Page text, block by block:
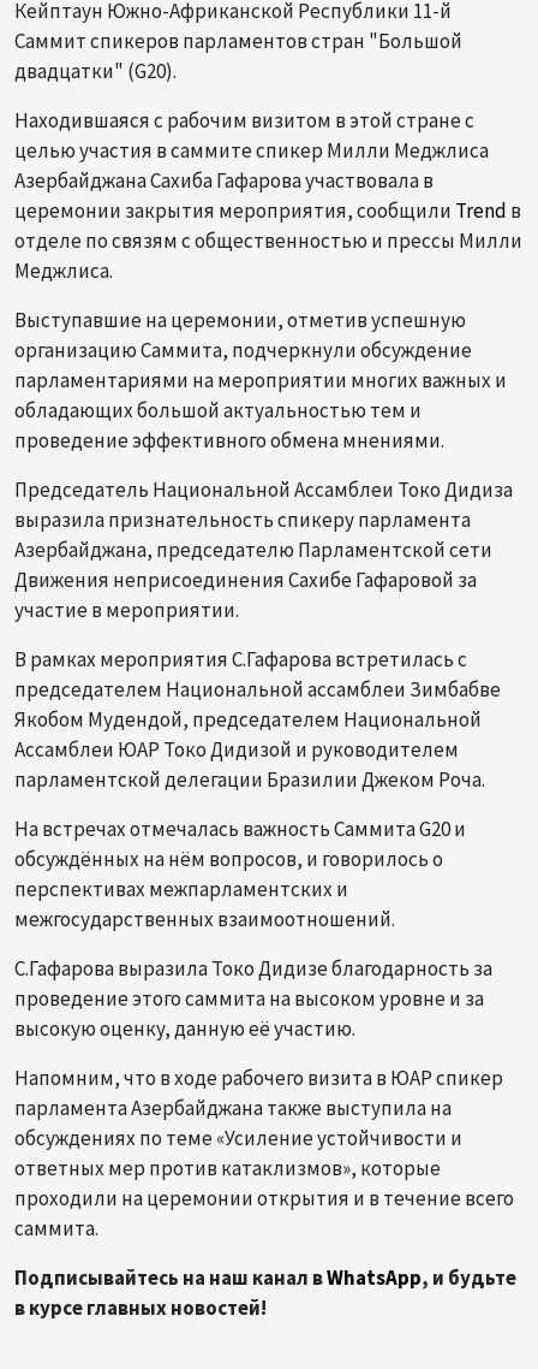
Кейптаун Южно-Африканской Республики 11-й
Саммит спикеров парламентов стран "Большой
двадцатки" (G20).
Находившаяся с рабочим визитом в этой стране с
целью участия в саммите спикер Милли Меджлиса
Азербайджана Сахиба Гафарова участвовала в
церемонии закрытия мероприятия, сообщили Trend в
отделе по связям с общественностью и прессы Милли
Меджлиса.
Выступавшие на церемонии, отметив успешную
организацию Саммита, подчеркнули обсуждение
парламентариями на мероприятии многих важных и
обладающих большой актуальностью тем и
проведение эффективного обмена мнениями.
Председатель Национальной Ассамблеи Токо Дидиза
выразила признательность спикеру парламента
Азербайджана, председателю Парламентской сети
Движения неприсоединения Сахибе Гафаровой за
участие в мероприятии.
В рамках мероприятия С.Гафарова встретилась с
председателем Национальной ассамблеи Зимбабве
Якобом Мудендой, председателем Национальной
Ассамблеи ЮАР Токо Дидизой и руководителем
парламентской делегации Бразилии Джеком Роча.
На встречах отмечалась важность Саммита G20 и
обсуждённых на нём вопросов, и говорилось о
перспективах межпарламентских и
межгосударственных взаимоотношений.
С.Гафарова выразила Токо Дидизе благодарность за
проведение этого саммита на высоком уровне и за
высокую оценку, данную её участию.
Напомним, что в ходе рабочего визита в ЮАР спикер
парламента Азербайджана также выступила на
обсуждениях по теме «Усиление устойчивости и
ответных мер против катаклизмов», которые
проходили на церемонии открытия и в течение всего
саммита.
Подписывайтесь на наш канал вWhatsApp, и будьте
в курсе главных новостей!